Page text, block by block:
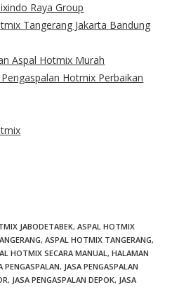
Raya Group
Tangerang Jakarta Bandung
Aspal Hotmix Murah
Hotmix Perbaikan
JABODETABEK, ASPAL HOTMIX
, ASPAL HOTMIX TANGERANG,
HOTMIX SECARA MANUAL, HALAMAN
PENGASPALAN, JASA PENGASPALAN
, JASA PENGASPALAN DEPOK, JASA